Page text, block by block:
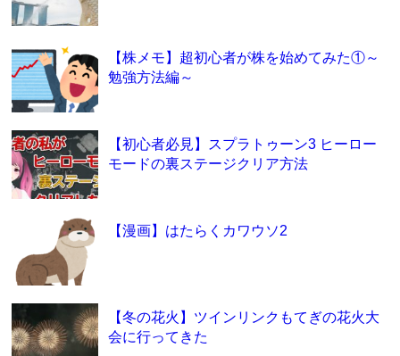
【株メモ】超初心者が株を始めてみた①～
勉強方法編～
【初心者必見】スプラトゥーン3 ヒーロー
モードの裏ステージクリア方法
【漫画】はたらくカワウソ2
【冬の花火】ツインリンクもてぎの花火大
会に行ってきた